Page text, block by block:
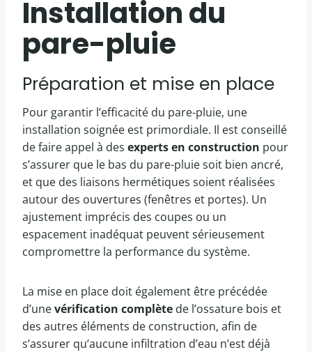
Installation du
pare-pluie
Préparation et mise en place
Pour garantir l’efficacité du pare-pluie, une
installation soignée est primordiale. Il est conseillé
de faire appel à des experts en construction pour
s’assurer que le bas du pare-pluie soit bien ancré,
et que des liaisons hermétiques soient réalisées
autour des ouvertures (fenêtres et portes). Un
ajustement imprécis des coupes ou un
espacement inadéquat peuvent sérieusement
compromettre la performance du système.
La mise en place doit également être précédée
d’unevérification complète de l’ossature bois et
des autres éléments de construction, afin de
s’assurer qu’aucune infiltration d’eau n’est déjà